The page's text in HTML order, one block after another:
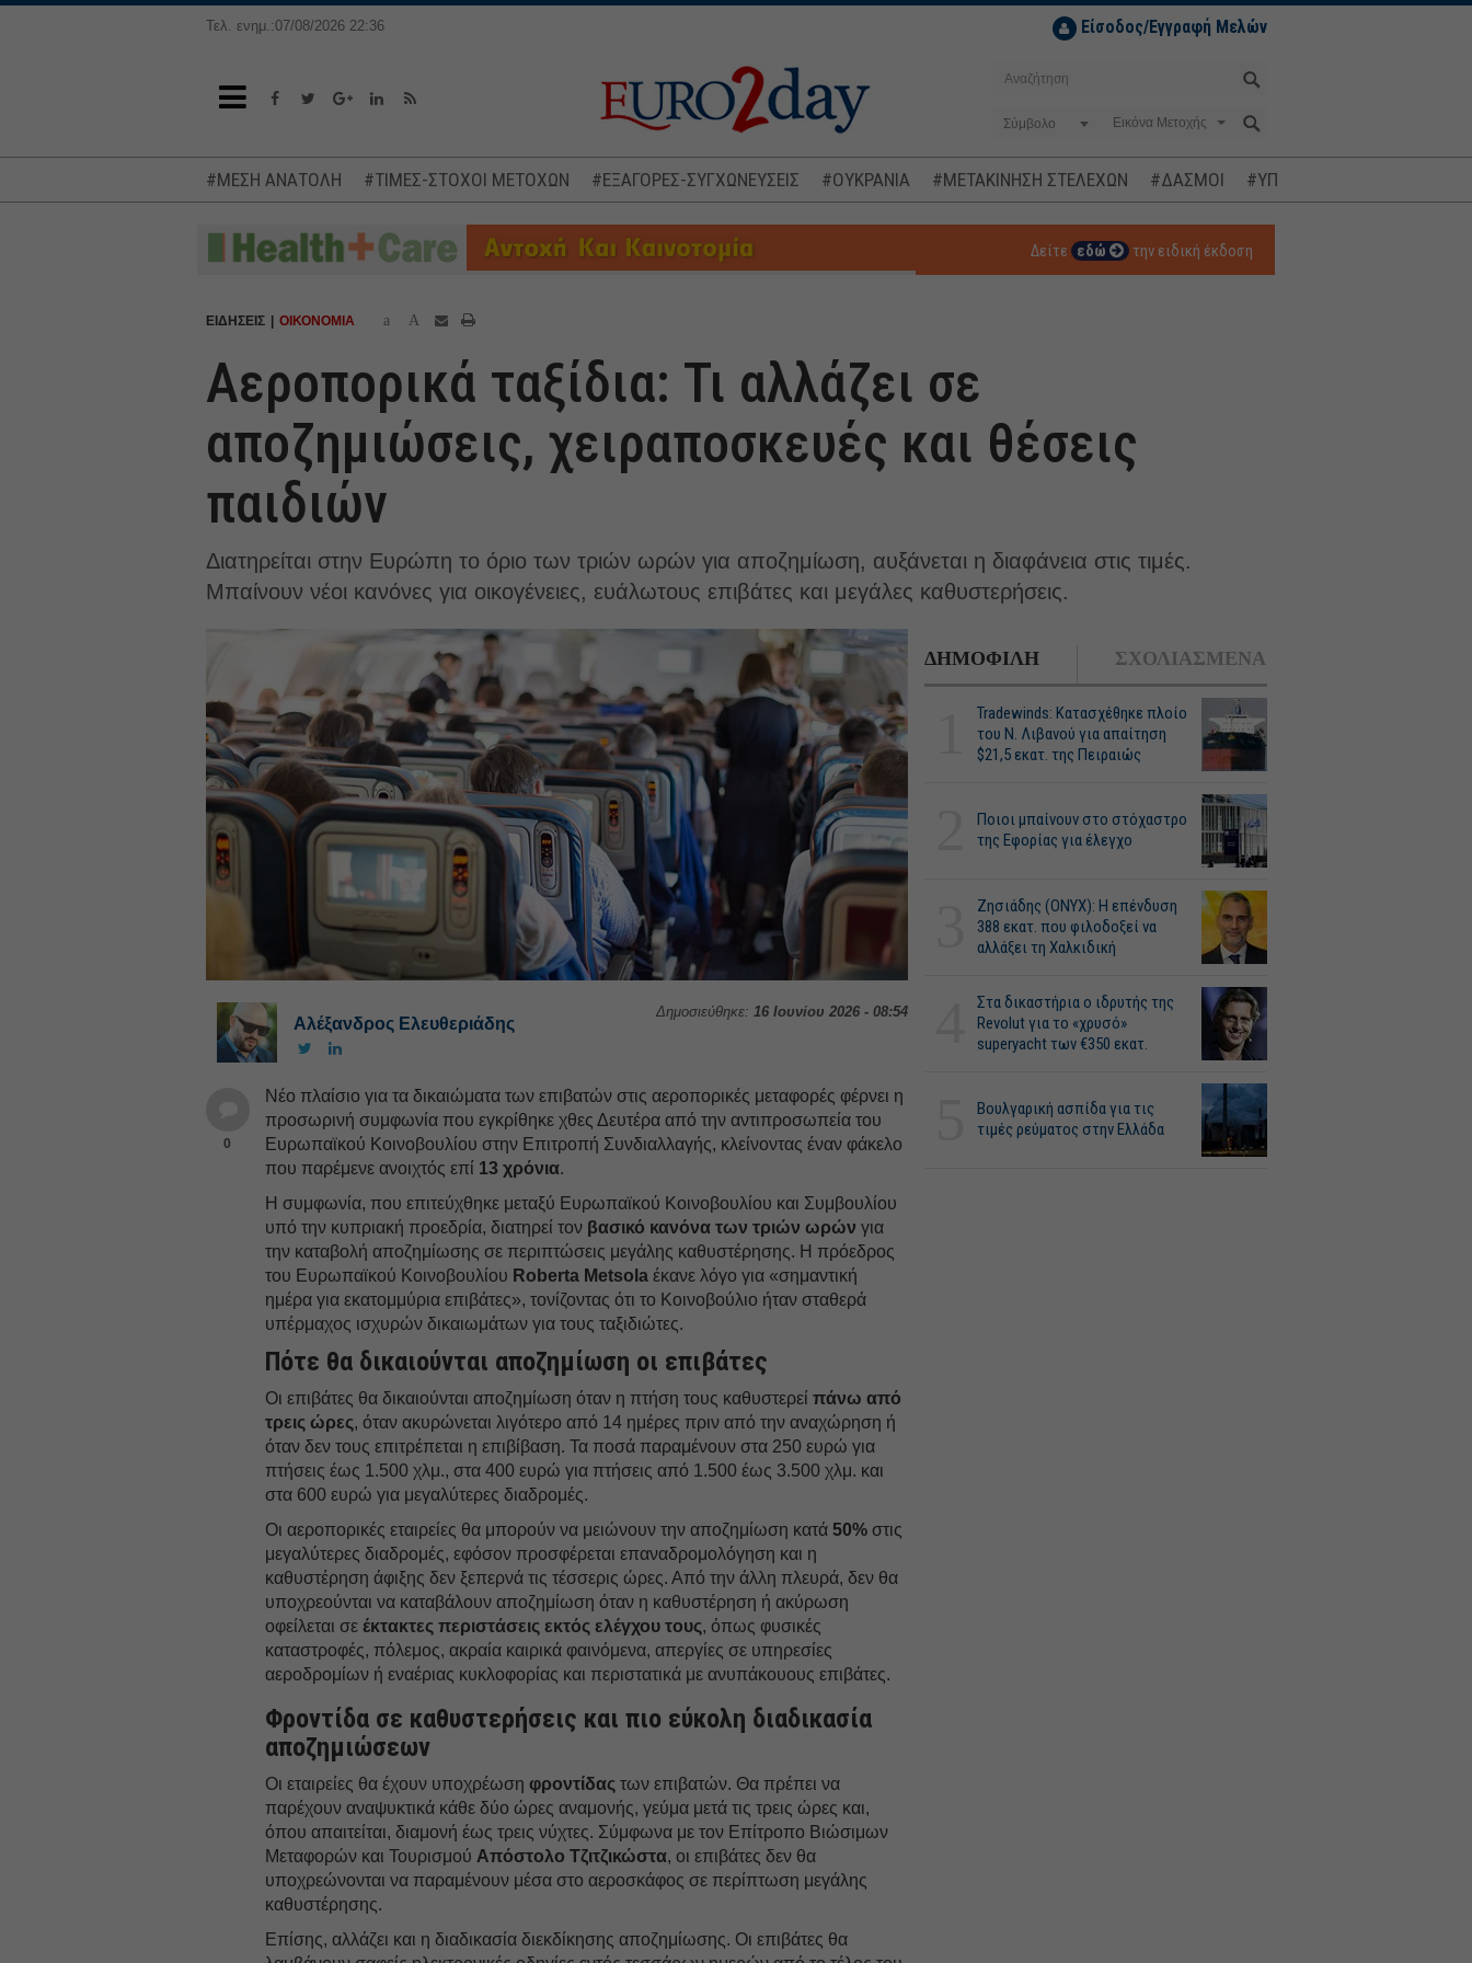
Τελ. ενημ.:07/08/2026 22:36 Είσοδος/Εγγραφή Μελών
Σύμβολο
#ΜΕΣΗ ΑΝΑΤΟΛΗ #ΤΙΜΕΣ-ΣΤΟΧΟΙ ΜΕΤΟΧΩΝ #ΕΞΑΓΟΡΕΣ-ΣΥΓΧΩΝΕΥΣΕΙΣ #ΟΥΚΡΑΝΙΑ #ΜΕΤΑΚΙΝΗΣΗ ΣΤΕΛΕΧΩΝ #ΔΑΣΜΟΙ #ΥΠΟΚΛΟΠΕΣ
Δείτε εδώ την ειδική έκδοση
ΕΙΔΗΣΕΙΣ ΟΙΚΟΝΟΜΙΑ a A
Αεροπορικά ταξίδια: Τι αλλάζει σε
αποζημιώσεις, χειραποσκευές και θέσεις
παιδιών
Διατηρείται στην Ευρώπη το όριο των τριών ωρών για αποζημίωση, αυξάνεται η διαφάνεια στις τιμές.
Μπαίνουν νέοι κανόνες για οικογένειες, ευάλωτους επιβάτες και μεγάλες καθυστερήσεις.
Δημοσιεύθηκε: 16 Ιουνίου 2026 - 08:54
Αλέξανδρος Ελευθεριάδης
0
Νέο πλαίσιο για τα δικαιώματα των επιβατών στις αεροπορικές μεταφορές φέρνει η
προσωρινή συμφωνία που εγκρίθηκε χθες Δευτέρα από την αντιπροσωπεία του
Ευρωπαϊκού Κοινοβουλίου στην Επιτροπή Συνδιαλλαγής, κλείνοντας έναν φάκελο
που παρέμενε ανοιχτός επί 13 χρόνια.
Η συμφωνία, που επιτεύχθηκε μεταξύ Ευρωπαϊκού Κοινοβουλίου και Συμβουλίου
υπό την κυπριακή προεδρία, διατηρεί τον βασικό κανόνα των τριών ωρών για
την καταβολή αποζημίωσης σε περιπτώσεις μεγάλης καθυστέρησης. Η πρόεδρος
του Ευρωπαϊκού Κοινοβουλίου Roberta Metsolaέκανε λόγο για «σημαντική
ημέρα για εκατομμύρια επιβάτες», τονίζοντας ότι το Κοινοβούλιο ήταν σταθερά
υπέρμαχος ισχυρών δικαιωμάτων για τους ταξιδιώτες.
Πότε θα δικαιούνται αποζημίωση οι επιβάτες
Οι επιβάτες θα δικαιούνται αποζημίωση όταν η πτήση τους καθυστερείπάνω από
τρεις ώρες, όταν ακυρώνεται λιγότερο από 14 ημέρες πριν από την αναχώρηση ή
όταν δεν τους επιτρέπεται η επιβίβαση. Τα ποσά παραμένουν στα 250 ευρώ για
πτήσεις έως 1.500 χλμ., στα 400 ευρώ για πτήσεις από 1.500 έως 3.500 χλμ. και
στα 600 ευρώ για μεγαλύτερες διαδρομές.
Οι αεροπορικές εταιρείες θα μπορούν να μειώνουν την αποζημίωση κατά50% στις
μεγαλύτερες διαδρομές, εφόσον προσφέρεται επαναδρομολόγηση και η
καθυστέρηση άφιξης δεν ξεπερνά τις τέσσερις ώρες. Από την άλλη πλευρά, δεν θα
υποχρεούνται να καταβάλουν αποζημίωση όταν η καθυστέρηση ή ακύρωση
οφείλεται σεέκτακτες περιστάσεις εκτός ελέγχου τους, όπως φυσικές
καταστροφές, πόλεμος, ακραία καιρικά φαινόμενα, απεργίες σε υπηρεσίες
αεροδρομίων ή εναέριας κυκλοφορίας και περιστατικά με ανυπάκουους επιβάτες.
Φροντίδα σε καθυστερήσεις και πιο εύκολη διαδικασία
αποζημιώσεων
Οι εταιρείες θα έχουν υποχρέωσηφροντίδας των επιβατών. Θα πρέπει να
παρέχουν αναψυκτικά κάθε δύο ώρες αναμονής, γεύμα μετά τις τρεις ώρες και,
όπου απαιτείται, διαμονή έως τρεις νύχτες. Σύμφωνα με τον Επίτροπο Βιώσιμων
Μεταφορών και Τουρισμού Απόστολο Τζιτζικώστα, οι επιβάτες δεν θα
υποχρεώνονται να παραμένουν μέσα στο αεροσκάφος σε περίπτωση μεγάλης
καθυστέρησης.
Επίσης, αλλάζει και η διαδικασία διεκδίκησης αποζημίωσης. Οι επιβάτες θα
ΔΗΜΟΦΙΛΗ ΣΧΟΛΙΑΣΜΕΝΑ
Tradewinds: Κατασχέθηκε πλοίο
του Ν. Λιβανού για απαίτηση
$21,5 εκατ. της Πειραιώς
Ποιοι μπαίνουν στο στόχαστρο
της Εφορίας για έλεγχο
Ζησιάδης (ONYX): Η επένδυση
388 εκατ. που φιλοδοξεί να
αλλάξει τη Χαλκιδική
Στα δικαστήρια ο ιδρυτής της
Revolut για το «χρυσό»
superyacht των €350 εκατ.
Βουλγαρική ασπίδα για τις
τιμές ρεύματος στην Ελλάδα